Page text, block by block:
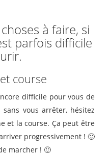
à faire, si
parfois difficile
course
difficile pour vous de
vous arrêter, hésitez
et la course. Ça peut être
progressivement ! 🙂
marcher ! 🙂